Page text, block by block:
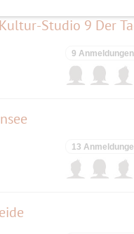
Studio 9 Der
9 Anmeldungen
13